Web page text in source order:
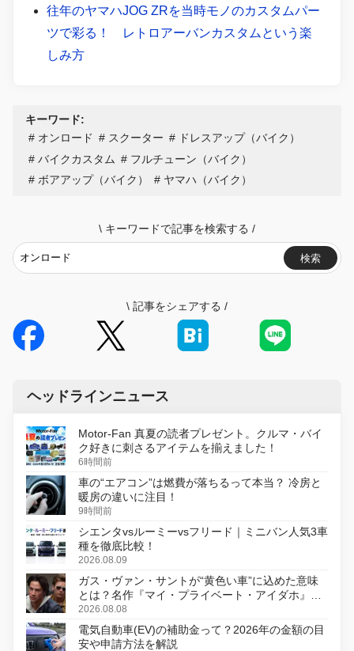
往年のヤマハJOG ZRを当時モノのカスタムパー
ツで彩る！ レトロアーバンカスタムという楽
しみ方
キーワード:
オンロード
スクーター
ドレスアップ（バイク）
バイクカスタム
フルチューン（バイク）
ボアアップ（バイク）
ヤマハ（バイク）
\ キーワードで記事を検索する /
検索
\ 記事をシェアする /
ヘッドラインニュース
Motor-Fan 真夏の読者プレゼント。クルマ・バイ
ク好きに刺さるアイテムを揃えました！
6時間前
車の“エアコン”は燃費が落ちるって本当？ 冷房と
暖房の違いに注目！
9時間前
シエンタvsルーミーvsフリード｜ミニバン人気3車
種を徹底比較！
2026.08.09
ガス・ヴァン・サントが“黄色い車”に込めた意味
とは？名作『マイ・プライベート・アイダホ』が
初のデジタルリマスター版で復活
2026.08.08
電気自動車(EV)の補助金って？2026年の金額の目
安や申請方法を解説